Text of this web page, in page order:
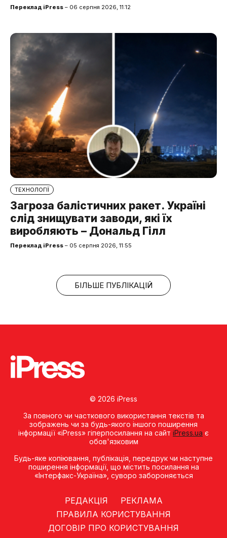
Переклад iPress – 06 серпня 2026, 11:12
ТЕХНОЛОГІЇ
Загроза балістичних ракет. Україні
слід знищувати заводи, які їх
виробляють – Дональд Гілл
Переклад iPress – 05 серпня 2026, 11:55
БІЛЬШЕ ПУБЛІКАЦІЙ
© 2026 iPress
За повного чи часткового використання текстів та
зображень чи за будь-якого іншого поширення
інформації «iPress» гіперпосилання на сайт iPress.ua є
обов'язковим
Будь-яке копiювання, публiкацiя, передрук чи наступне
поширення iнформацiї, що мiстить посилання на
«Iнтерфакс-Україна», суворо забороняється
РЕДАКЦІЯ
РЕКЛАМА
ПРАВИЛА КОРИСТУВАННЯ
ДОГОВІР ПРО КОРИСТУВАННЯ